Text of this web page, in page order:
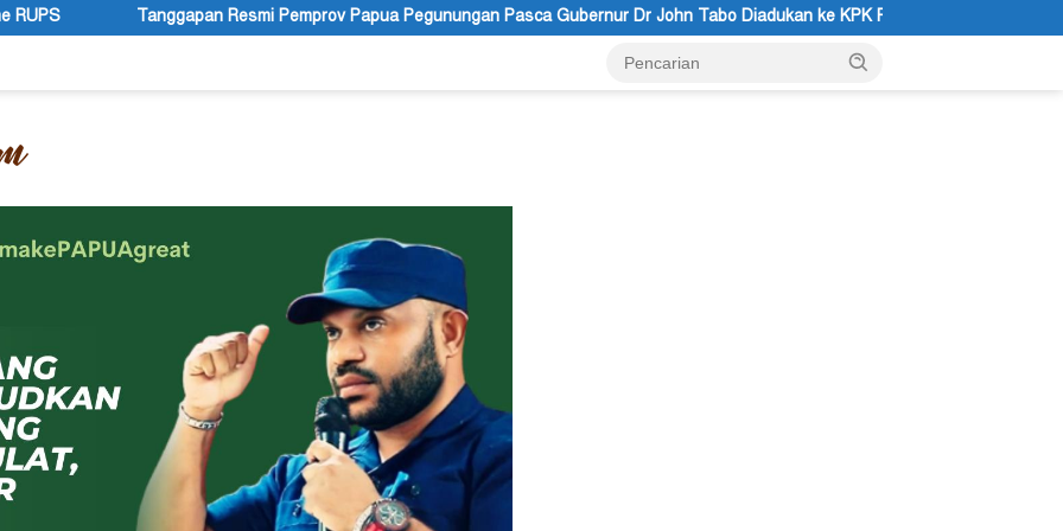
Pemprov Papua Pegunungan Pasca Gubernur Dr John Tabo Diadukan ke KPK RI Puisi: Altar Honai, Negara Suci, dan